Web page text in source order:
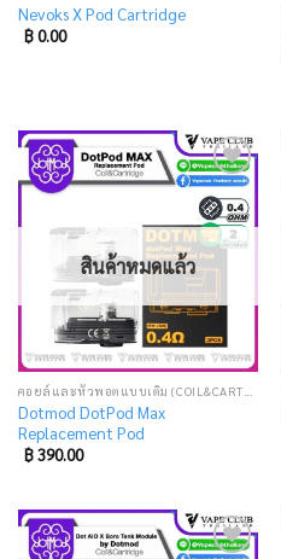
Nevoks X Pod Cartridge
฿0.00
Add
to
wishlist
สินค้าหมดแล้ว
Dotmod DotPod Max
Replacement Pod
฿390.00